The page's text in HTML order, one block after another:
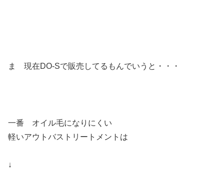
ま 現在DO-Sで販売してるもんでいうと・・・
一番 オイル毛になりにくい
軽いアウトバストリートメントは
↓